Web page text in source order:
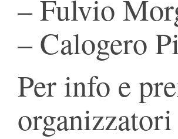
– Fulvio
– Calogero
Per info e